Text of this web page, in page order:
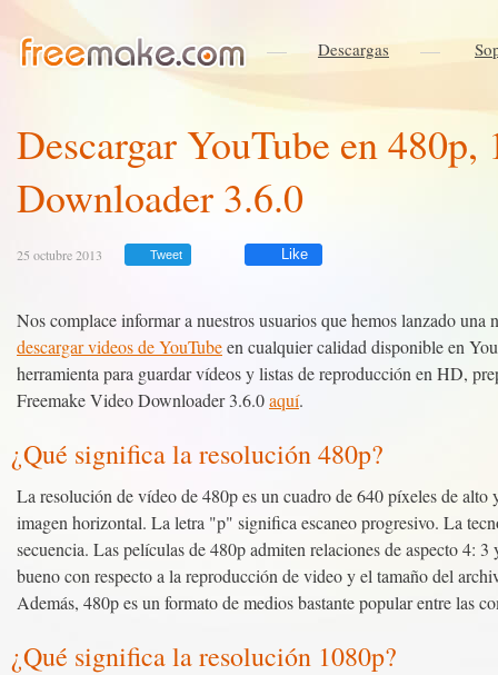
Descargas
Descargar YouTube en
Downloader 3.6.0
25 octubre 2013 Tweet Like
Nos complace informar a nuestros usuarios que hemos lanzado
descargar videos de YouTubeen cualquier calidad disponible en
herramienta para guardar vídeos y listas de reproducción en HD,
Freemake Video Downloader 3.6.0aquí.
¿Qué significa la resolución 480p?
La resolución de vídeo de 480p es un cuadro de 640 píxeles de
imagen horizontal. La letra "p" significa escaneo progresivo. La
secuencia. Las películas de 480p admiten relaciones de aspecto 4:
bueno con respecto a la reproducción de video y el tamaño del
Además, 480p es un formato de medios bastante popular entre las
¿Qué significa la resolución 1080p?